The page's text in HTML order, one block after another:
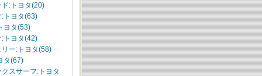
ド:トヨタ(20)
:トヨタ(63)
ヨタ(53)
:トヨタ(42)
リー:トヨタ(58)
タ(67)
スサーフ:トヨタ